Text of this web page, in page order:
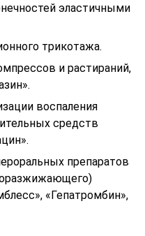
эластичными
трикотажа.
и растираний,
воспаления
средств
препаратов
«Гепатромбин»,